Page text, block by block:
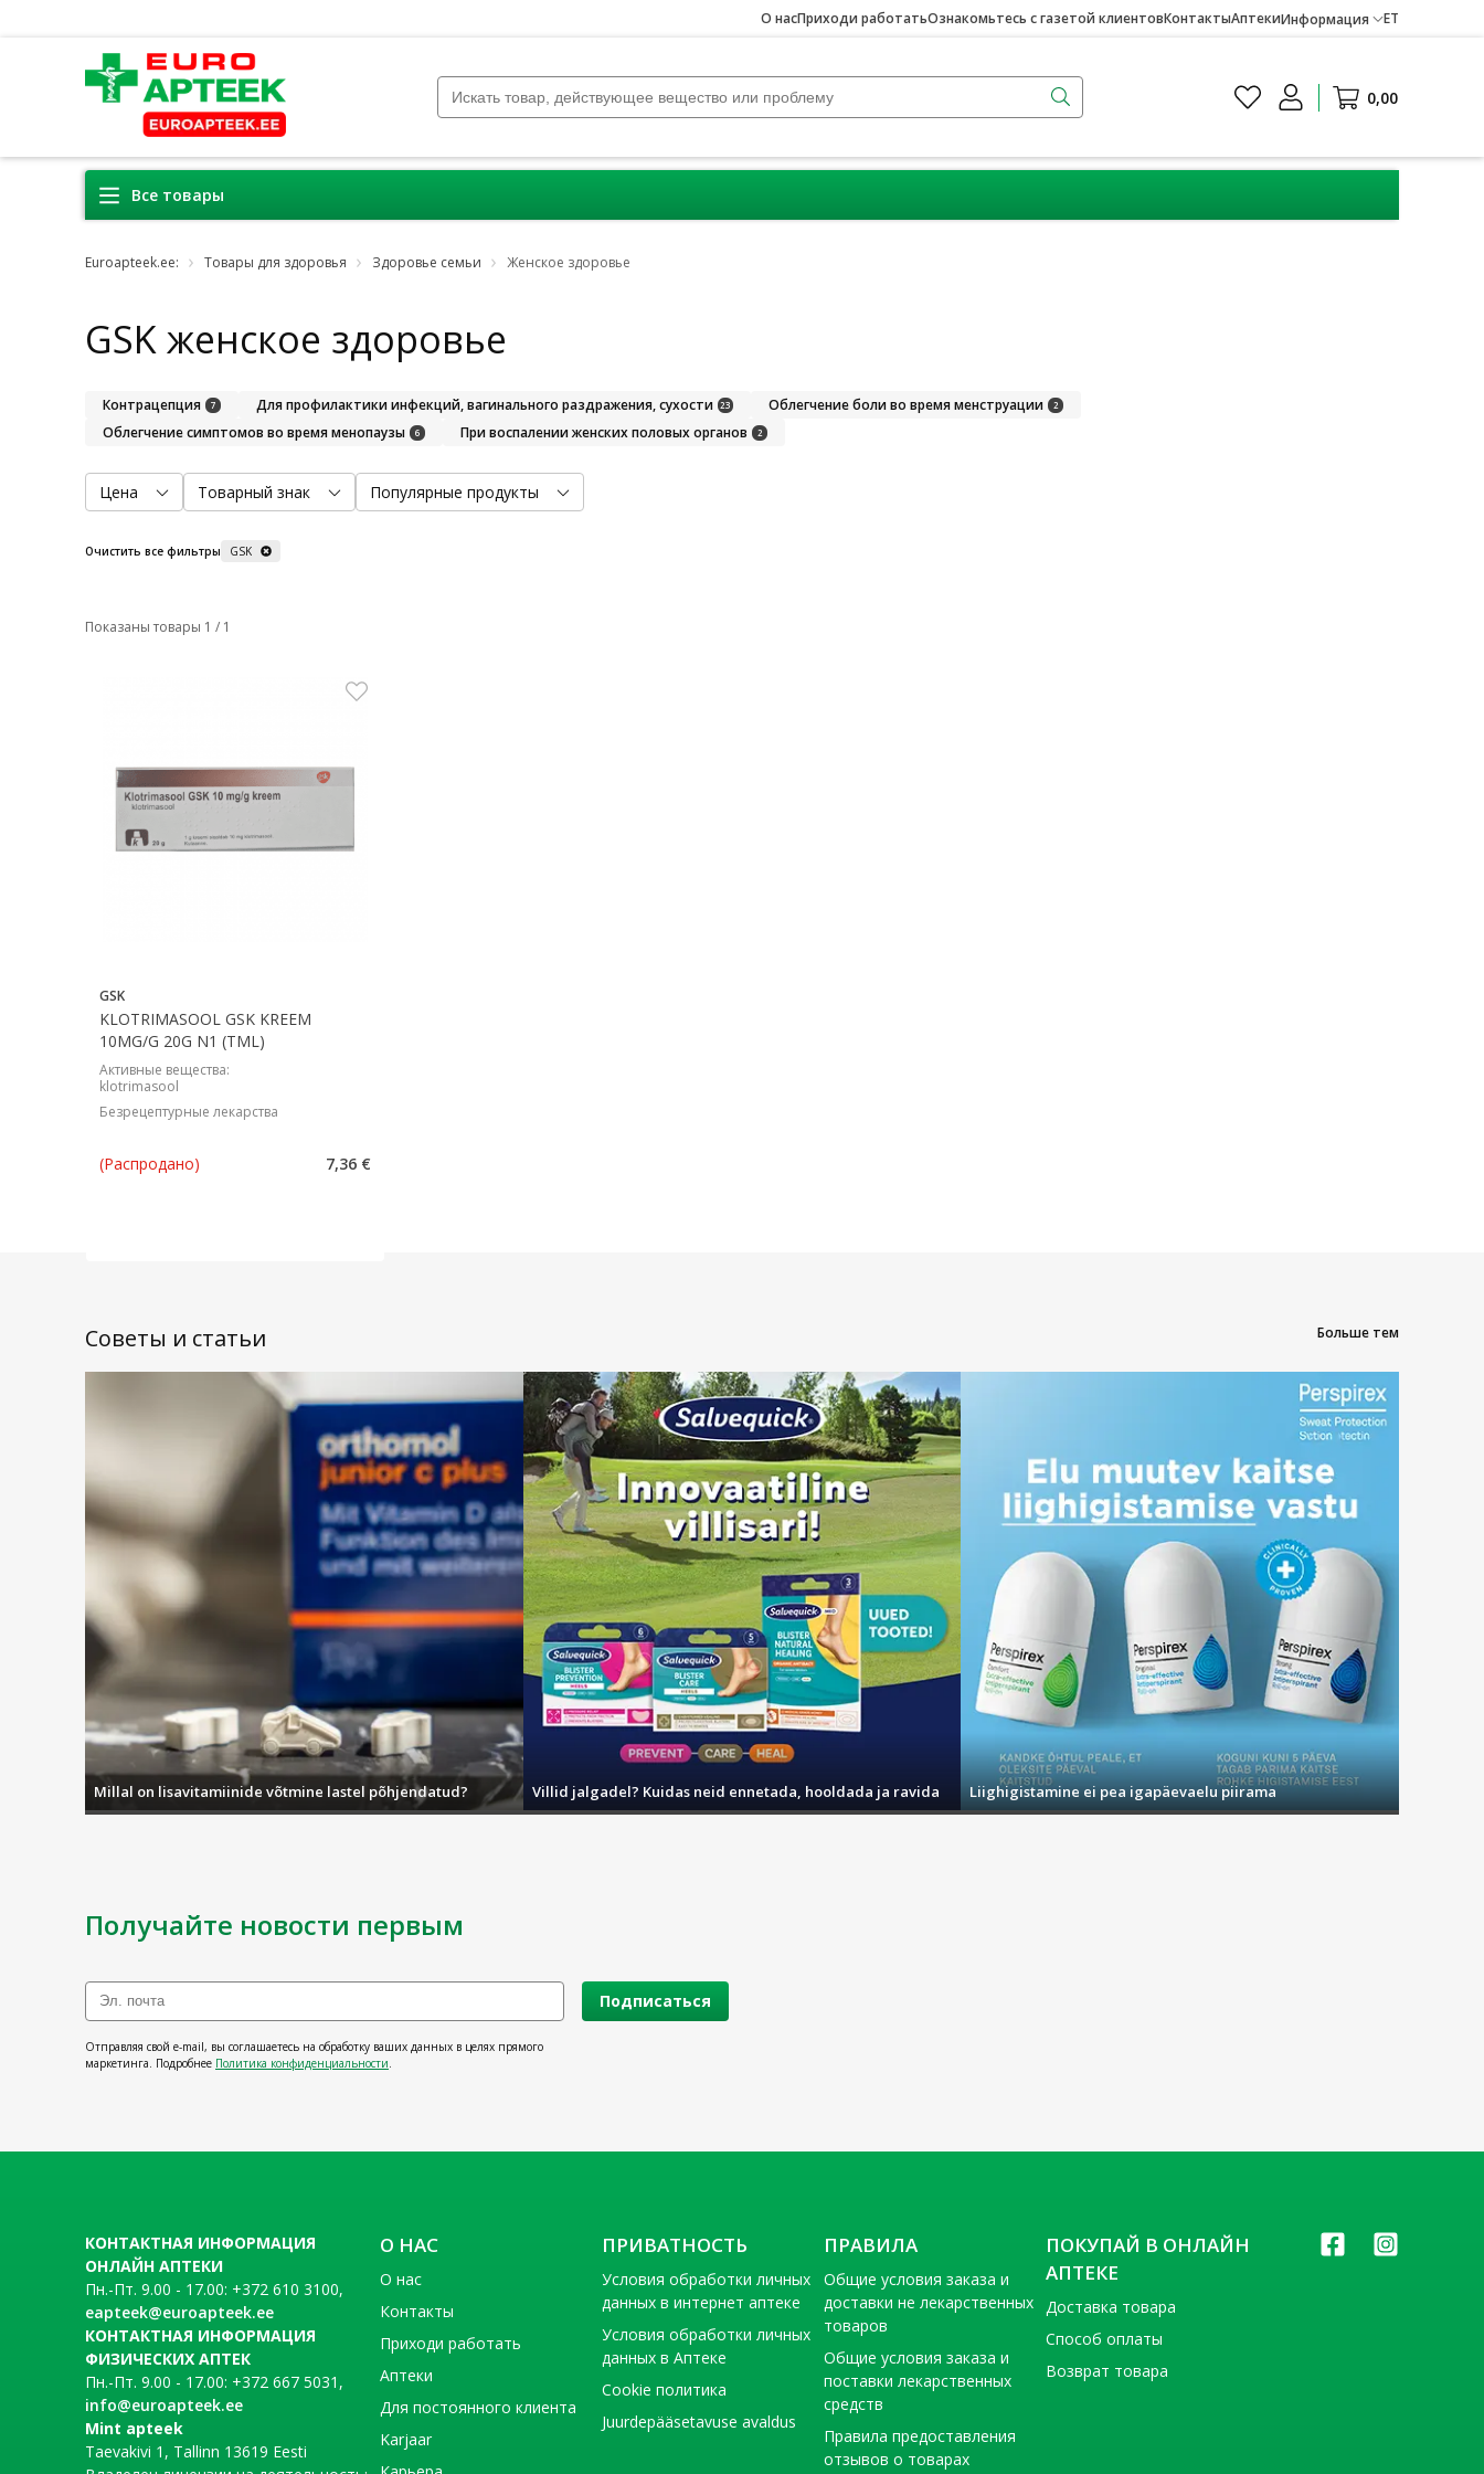
О насПриходи работатьОзнакомьтесь с газетой клиентовКонтактыАптекиИнформация ET
0,00
Все товары
Euroapteek.ee: Товары для здоровья Здоровье семьи Женское здоровье
GSK женское здоровье
Контрацепция 7 Для профилактики инфекций, вагинального раздражения, сухости 23 Облегчение боли во время менструации 2
Облегчение симптомов во время менопаузы 6 При воспалении женских половых органов 2
Цена Товарный знак Популярные продукты
Очистить все фильтры GSK
Показаны товары 1 / 1
GSK
KLOTRIMASOOL GSK KREEM
10MG/G 20G N1 (TML)
Активные вещества:
klotrimasool
Безрецептурные лекарства
(Распродано) 7,36 €
Советы и статьи Больше тем
Millal on lisavitamiinide võtmine lastel põhjendatud? Villid jalgadel? Kuidas neid ennetada, hooldada ja ravida Liighigistamine ei pea igapäevaelu piirama
Получайте новости первым
Подписаться
Отправляя свой e-mail, вы соглашаетесь на обработку ваших данных в целях прямого
маркетинга. Подробнее Политика конфиденциальности
КОНТАКТНАЯ ИНФОРМАЦИЯ
ОНЛАЙН АПТЕКИ
Пн.-Пт. 9.00 - 17.00: +372 610 3100,
eapteek@euroapteek.ee
КОНТАКТНАЯ ИНФОРМАЦИЯ
ФИЗИЧЕСКИХ АПТЕК
Пн.-Пт. 9.00 - 17.00: +372 667 5031,
info@euroapteek.ee
Mint apteek
Taevakivi 1, Tallinn 13619 Eesti
О НАС
О нас
Контакты
Приходи работать
Аптеки
Для постоянного клиента
Karjaar
ПРИВАТНОСТЬ
Условия обработки личных
данных в интернет аптеке
Условия обработки личных
данных в Аптеке
Cookie политика
Juurdepääsetavuse avaldus
ПРАВИЛА
Общие условия заказа и
доставки не лекарственных
товаров
Общие условия заказа и
поставки лекарственных
средств
Правила предоставления
отзывов о товарах
ПОКУПАЙ В ОНЛАЙН
АПТЕКЕ
Доставка товара
Способ оплаты
Возврат товара